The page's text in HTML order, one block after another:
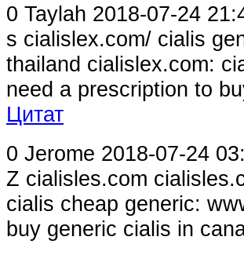
0 Taylah 2018-07-24
s cialislex.com/ cialis
thailand cialislex.com:
need a prescription to
Цитат
0 Jerome 2018-07-24
Z cialisles.com
cialis cheap generic:
buy generic cialis in